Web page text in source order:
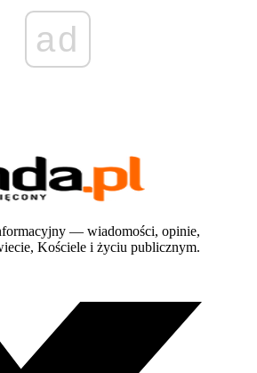
ad
— wiadomości, opinie,
Kościele i życiu publicznym.